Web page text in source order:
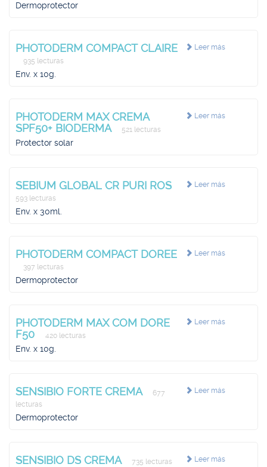
Dermoprotector
Leer más
PHOTODERM COMPACT CLAIRE
935 lecturas
Env. x 10g.
Leer más
PHOTODERM MAX CREMA
SPF50+ BIODERMA
521 lecturas
Protector solar
Leer más
SEBIUM GLOBAL CR PURI ROS
593 lecturas
Env. x 30ml.
Leer más
PHOTODERM COMPACT DOREE
397 lecturas
Dermoprotector
Leer más
PHOTODERM MAX COM DORE
F50
420 lecturas
Env. x 10g.
Leer más
SENSIBIO FORTE CREMA
677
lecturas
Dermoprotector
Leer más
SENSIBIO DS CREMA 735 lecturas